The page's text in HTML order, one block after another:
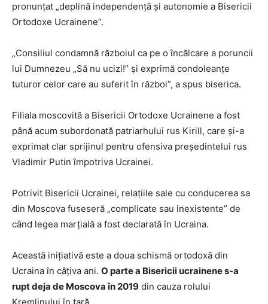
pronunțat „deplină independență și autonomie a Bisericii
Ortodoxe Ucrainene”.
„Consiliul condamnă războiul ca pe o încălcare a poruncii
lui Dumnezeu „Să nu ucizi!” și exprimă condoleanțe
tuturor celor care au suferit în război”, a spus biserica.
Filiala moscovită a Bisericii Ortodoxe Ucrainene a fost
până acum subordonată patriarhului rus Kirill, care și-a
exprimat clar sprijinul pentru ofensiva președintelui rus
Vladimir Putin împotriva Ucrainei.
Potrivit Bisericii Ucrainei, relațiile sale cu conducerea sa
din Moscova fuseseră „complicate sau inexistente” de
când legea marțială a fost declarată în Ucraina.
Această inițiativă este a doua schismă ortodoxă din
Ucraina în câțiva ani. O parte a Bisericii ucrainene s-a
rupt deja de Moscova în 2019 din cauza rolului